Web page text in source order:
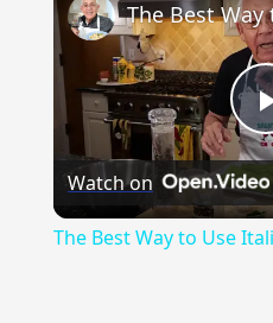
Watch on
The Best Way to Use